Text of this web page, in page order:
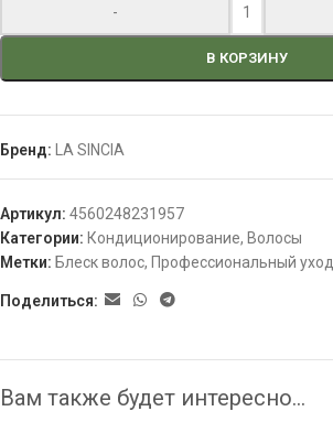
-
В КОРЗИНУ
Бренд: LA SINCIA
Артикул: 4560248231957
Категории: Кондиционирование, Волосы
Метки: Блеск волос, Профессиональный уход
Поделиться:
Вам также будет интересно…